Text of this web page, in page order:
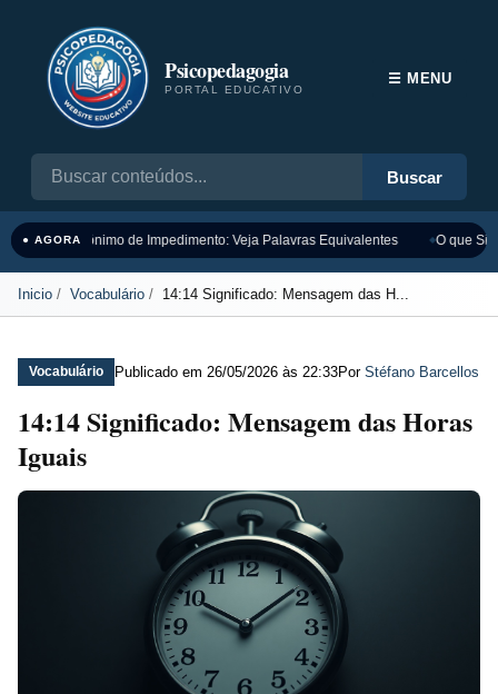
Psicopedagogia
PORTAL EDUCATIVO
Buscar
☰ MENU
● AGORASinônimo de Impedimento: Veja Palavras Equivalentes O que
Inicio Vocabulário 14:14 Significado: Mensagem das H...
Vocabulário Publicado em 26/05/2026 às 22:33Por Stéfano Barcellos
14:14 Significado: Mensagem das Horas
Iguais